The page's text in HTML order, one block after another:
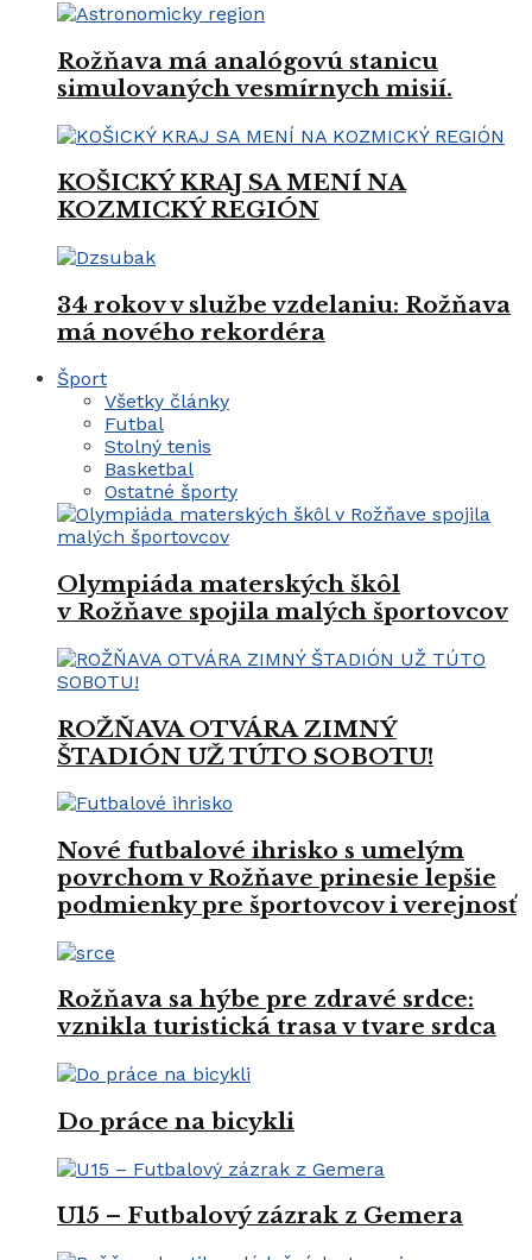
Rožňava má analógovú stanicu
simulovaných vesmírnych misií.
KOŠICKÝ KRAJ SA MENÍ NA
KOZMICKÝ REGIÓN
34 rokov v službe vzdelaniu: Rožňava
má nového rekordéra
Šport
Všetky články
Futbal
Stolný tenis
Basketbal
Ostatné športy
Olympiáda materských škôl
v Rožňave spojila malých športovcov
ROŽŇAVA OTVÁRA ZIMNÝ
ŠTADIÓN UŽ TÚTO SOBOTU!
Nové futbalové ihrisko s umelým
povrchom v Rožňave prinesie lepšie
podmienky pre športovcov i verejnosť
Rožňava sa hýbe pre zdravé srdce:
vznikla turistická trasa v tvare srdca
Do práce na bicykli
U15 – Futbalový zázrak z Gemera